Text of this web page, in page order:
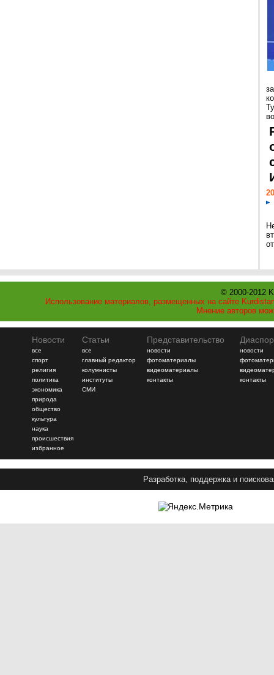
© 2000-2012
Использование материалов, размещенных на сайте
Мнение авторов
Новости
все
спорт
религия
политика
экономика
природа
общество
культура
наука
происшествия
избранное
Статьи
все
главный редактор
колумнисты
институты
СМИ
Представительство
новости
фотоматериалы
видеоматериалы
контакты
новости
контакты
Разработка, поддержка и